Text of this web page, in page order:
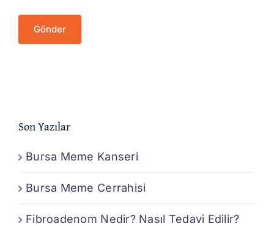
Son Yazılar
Bursa Meme Kanseri
Bursa Meme Cerrahisi
Fibroadenom Nedir? Nasıl Tedavi Edilir?